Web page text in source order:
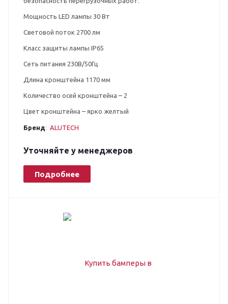
Мощность LED лампы 30 Вт
Световой поток 2700 лм
Класс защиты лампы IP65
Сеть питания 230В/50Гц
Длина кронштейна 1170 мм
Количество осей кронштейна – 2
Цвет кронштейна – ярко желтый
Бренд: ALUTECH
Уточняйте у менеджеров
Подробнее